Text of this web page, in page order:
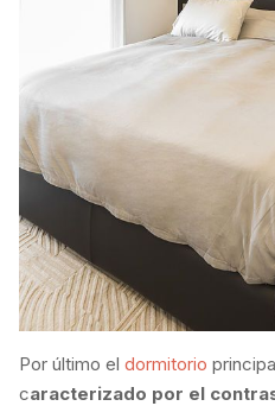
Por último el dormitorio
caracterizado por el